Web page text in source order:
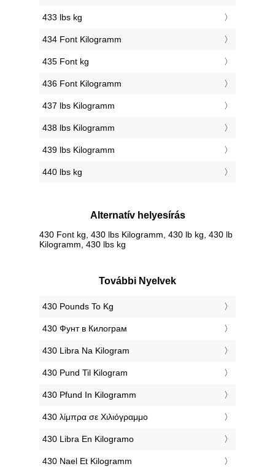
433 lbs kg
434 Font Kilogramm
435 Font kg
436 Font Kilogramm
437 lbs Kilogramm
438 lbs Kilogramm
439 lbs Kilogramm
440 lbs kg
Alternatív helyesírás
430 Font kg, 430 lbs Kilogramm, 430 lb kg, 430 lb
Kilogramm, 430 lbs kg
További Nyelvek
‎430 Pounds To Kg
‎430 Фунт в Килограм
‎430 Libra Na Kilogram
‎430 Pund Til Kilogram
‎430 Pfund In Kilogramm
‎430 λίμπρα σε Χιλιόγραμμο
‎430 Libra En Kilogramo
‎430 Nael Et Kilogramm